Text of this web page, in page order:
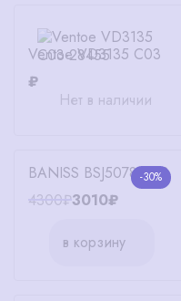
Ventoe VD3135 C03
₽
Нет в наличии
-30%
BANISS BSJ5078 C03
4300₽3010₽
в корзину